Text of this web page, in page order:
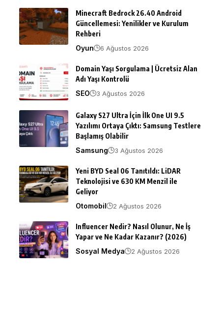
Minecraft Bedrock 26.40 Android
Güncellemesi: Yenilikler ve Kurulum
Rehberi
Oyun
6 Ağustos 2026
Domain Yaşı Sorgulama | Ücretsiz Alan
Adı Yaşı Kontrolü
SEO
3 Ağustos 2026
Galaxy S27 Ultra İçin İlk One UI 9.5
Yazılımı Ortaya Çıktı: Samsung Testlere
Başlamış Olabilir
Samsung
3 Ağustos 2026
Yeni BYD Seal 06 Tanıtıldı: LiDAR
Teknolojisi ve 630 KM Menzil ile
Geliyor
Otomobil
2 Ağustos 2026
Influencer Nedir? Nasıl Olunur, Ne İş
Yapar ve Ne Kadar Kazanır? (2026)
Sosyal Medya
2 Ağustos 2026